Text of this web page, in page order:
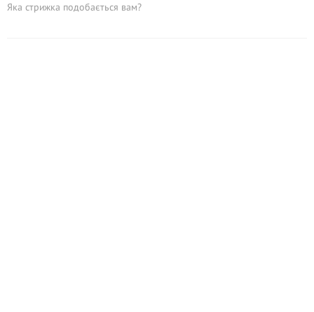
Яка стрижка подобається вам?